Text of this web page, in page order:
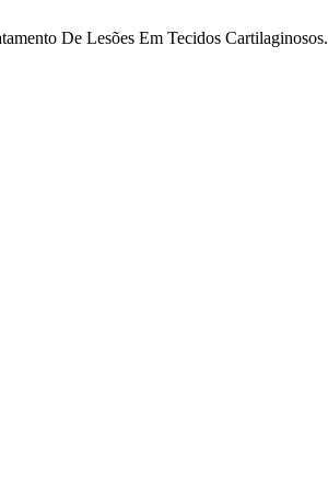
De Lesões Em Tecidos Cartilaginosos.